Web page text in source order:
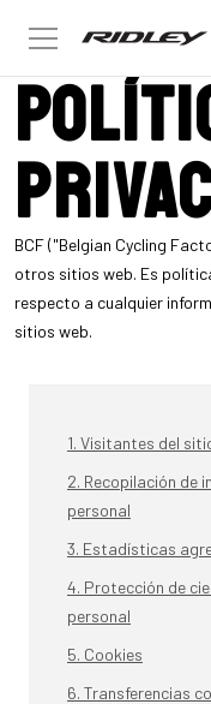
BCF ("Belgian Cycling
otros sitios web. Es
respecto a cualquier
sitios web.
1. Visitantes del
2. Recopilación de
personal
3. Estadísticas
4. Protección de
personal
5. Cookies
6. Transferencias